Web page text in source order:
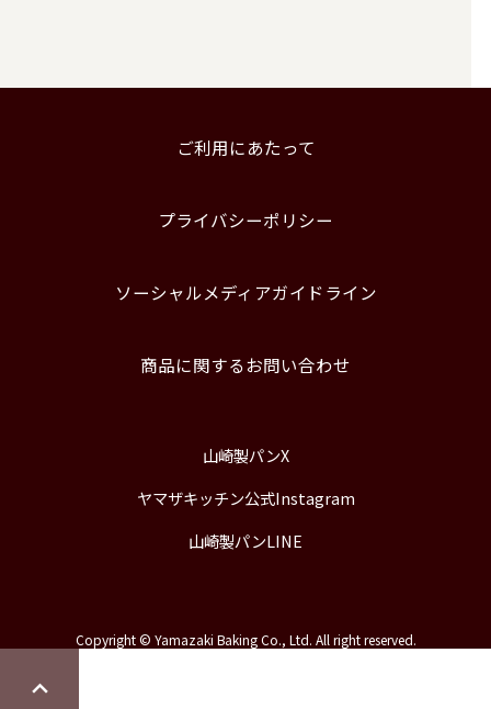
ご利用にあたって
プライバシーポリシー
ソーシャルメディアガイドライン
商品に関するお問い合わせ
山崎製パンX
ヤマザキッチン公式Instagram
山崎製パンLINE
Copyright © Yamazaki Baking Co., Ltd. All right reserved.